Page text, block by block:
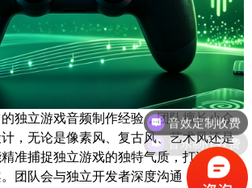
独立游戏音频制作经验，团队擅长小众
，无论是像素风、复古风、艺术风还是
准捕捉独立游戏的独特气质，打造专属
团队会与独立开发者深度沟通，理解游
音效定制收费
音乐制作收费